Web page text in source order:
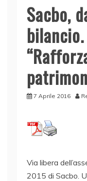
Sacbo,
7 Aprile 2016
Via libera
2015 di Sacbo.